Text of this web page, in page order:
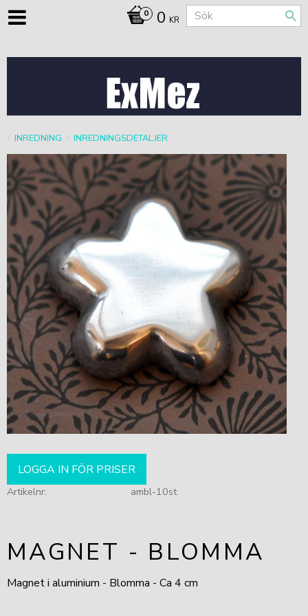
0 KR
INREDNING INREDNINGSDETALJER
LOGGA IN FÖR PRISER
Artikelnr ambl-10st
MAGNET - BLOMMA
Magnet i aluminium - Blomma - Ca 4 cm